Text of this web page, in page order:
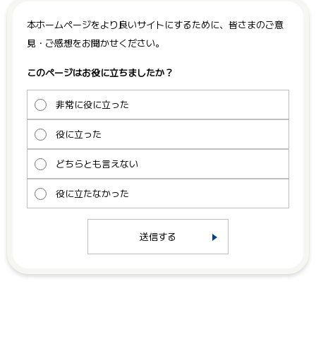
本ホームページをより良いサイトにするために、皆さまのご意
見・ご感想をお聞かせください。
このページはお役に立ちましたか？
非常に役に立った
役に立った
どちらとも言えない
役に立たなかった
送信する